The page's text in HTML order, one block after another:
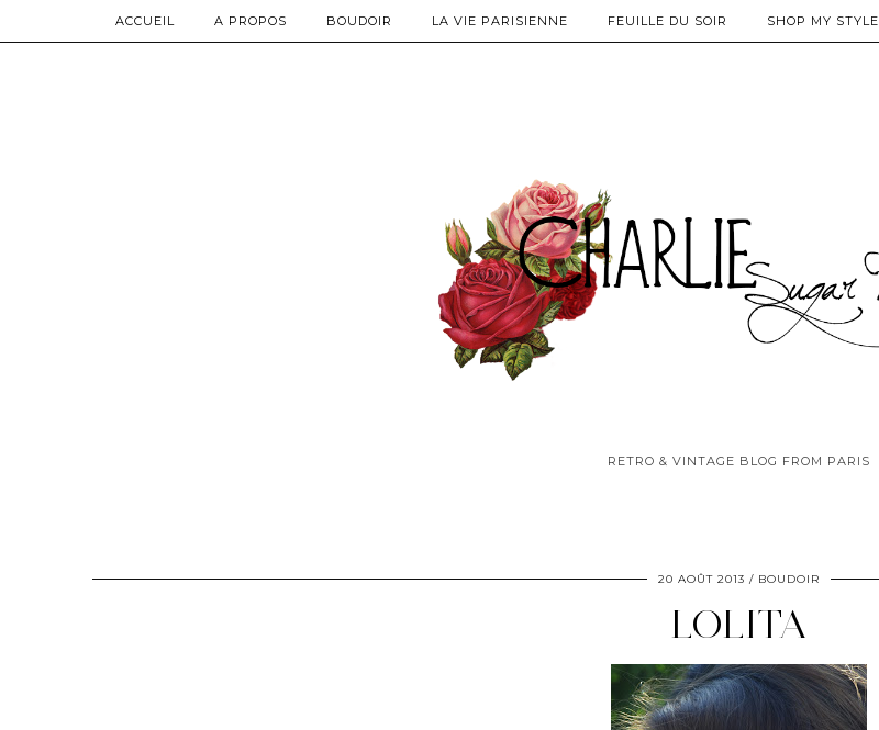
RETRO & VINTAGE BLOG FROM PARIS
ACCUEIL A PROPOS BOUDOIR LA VIE PARISIENNE FEUILLE DU SOIR SHOP MY STYLE
20 AOÛT 2013 BOUDOIR
LOLITA